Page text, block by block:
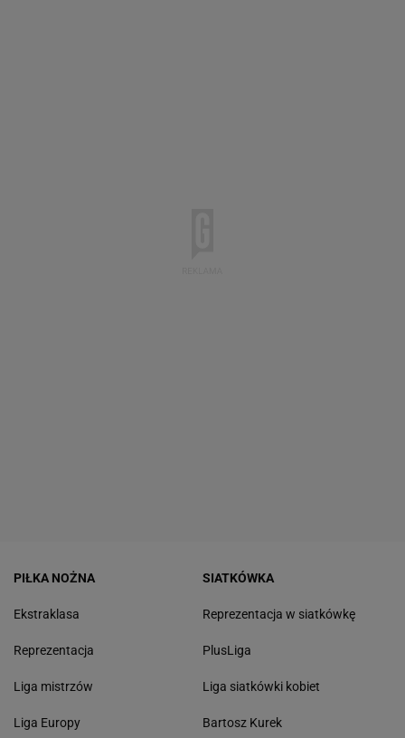
PIŁKA NOŻNA
Ekstraklasa
Reprezentacja
Liga mistrzów
Liga Europy
SIATKÓWKA
Reprezentacja w siatkówkę
PlusLiga
Liga siatkówki kobiet
Bartosz Kurek